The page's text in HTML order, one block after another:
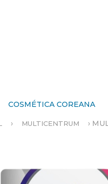
COSMÉTICA COREANA
› MULTICENTRUM ›